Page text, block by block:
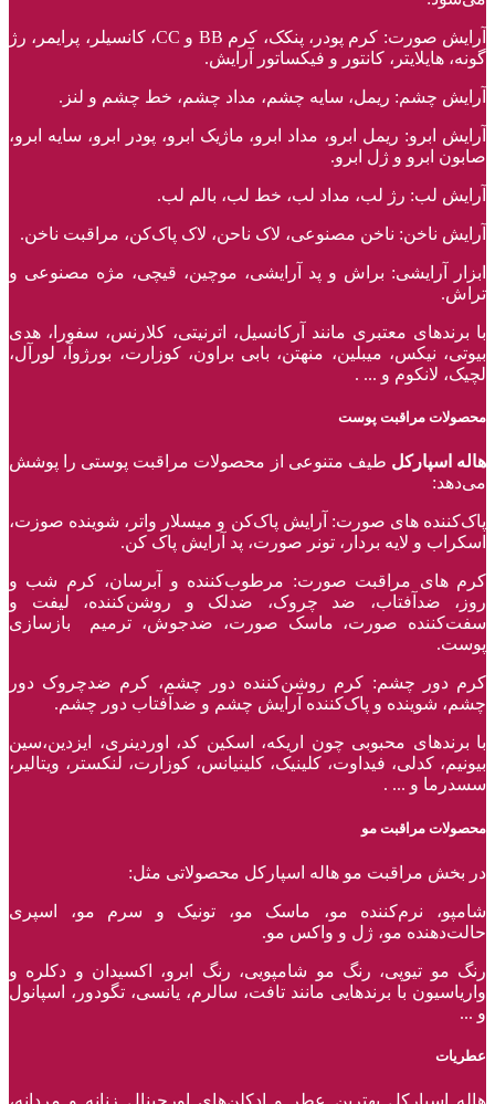
آرایش صورت: کرم پودر، پنکک، کرم BB و CC، کانسیلر، پرایمر، رژ‌
گونه، هایلایتر، کانتور و فیکساتور آرایش.
آرایش چشم: ریمل، سایه چشم، مداد چشم، خط چشم و لنز.
آرایش ابرو: ریمل ابرو، مداد ابرو، ماژیک ابرو، پودر ابرو، سایه ابرو،
صابون ابرو و ژل ابرو.
آرایش لب: رژ لب، مداد لب، خط لب، بالم لب.
آرایش ناخن: ناخن مصنوعی، لاک ناحن، لاک پاک‌کن، مراقبت ناخن.
ابزار آرایشی: براش و پد آرایشی، موچین، قیچی، مژه مصنوعی و
تراش.
با برند‌های معتبری مانند آرکانسیل، اترنیتی، کلارنس، سفورا، هدی
بیوتی، نیکس، میبلین، منهتن، بابی براون، کوزارت، بورژوآ، لورآل،
لچیک، لانکوم و ... .
محصولات مراقبت پوست
هاله اسپارکل طیف متنوعی از محصولات مراقبت پوستی را پوشش
می‌دهد:
پاک‌کننده ‌های صورت: آرایش پاک‌کن و میسلار واتر، شوینده صوزت،
اسکراب و لایه بردار، تونر صورت، پد آرایش پاک کن.
کرم های مراقبت صورت: مرطوب‌کننده و آبرسان، کرم شب و
روز، ضدآفتاب، ضد چروک، ضدلک و روشن‌کننده، لیفت و
سفت‌کننده صورت، ماسک صورت، ضدجوش، ترمیم بازسازی
پوست.
کرم دور چشم: کرم روشن‌کننده دور چشم، کرم ضدچروک دور
چشم، شوینده و پاک‌کننده آرایش چشم و ضدآفتاب دور چشم.
با برند‌های محبوبی چون اریکه، اسکین کد، اوردینری، ایزدین،سین
بیونیم، کدلی، فیداوت، کلینیک، کلینیانس، کوزارت، لنکستر، ویتالیر،
سسدرما و ... .
محصولات مراقبت مو
در بخش مراقبت مو هاله اسپارکل محصولاتی مثل:
شامپو، نرم‌کننده مو، ماسک مو، تونیک و سرم مو، اسپری
حالت‌دهنده مو، ژل و واکس مو.
رنگ مو تیوپی، رنگ مو شامپویی، رنگ ابرو، اکسیدان و دکلره و
واریاسیون با برند‌هایی مانند تافت، سالرم، یانسی، تگودور، اسپانول
و ...
عطریات